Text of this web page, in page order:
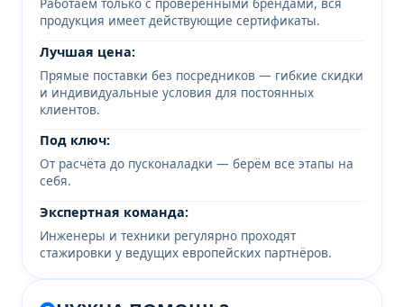
продукция имеет действующие сертификаты.
Лучшая цена:
Прямые поставки без посредников — гибкие скидки
и индивидуальные условия для постоянных
клиентов.
Под ключ:
От расчёта до пусконаладки — берём все этапы на
себя.
Экспертная команда:
Инженеры и техники регулярно проходят
стажировки у ведущих европейских партнёров.